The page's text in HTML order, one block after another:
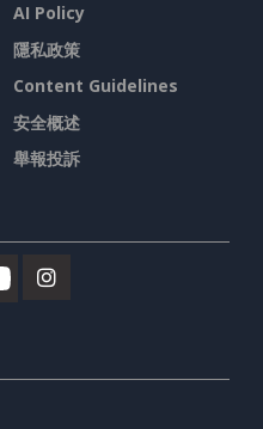
AI Policy
隱私政策
Content Guidelines
安全概述
舉報投訴